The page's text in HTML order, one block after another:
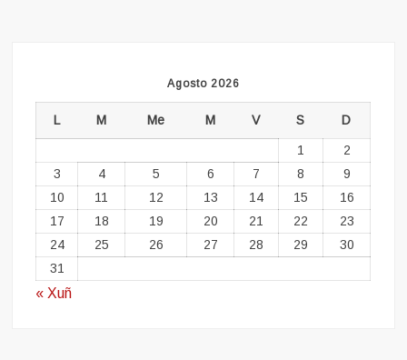
Agosto 2026
L M Me M V S D
1
2
3
4 5 6 7 8
9
10
11 12 13 14 15
16
17
18 19 20 21 22
23
24
25 26 27 28 29
30
31
« Xuñ